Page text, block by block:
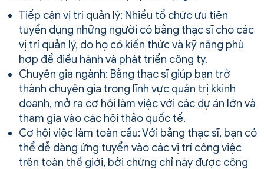
Tiếp cận vị trí quản lý: Nhiều tổ chức ưu tiên
tuyển dụng những người có bằng thạc sĩ cho các
vị trí quản lý, do họ có kiến thức và kỹ năng phù
hợp để điều hành và phát triển công ty.
Chuyên gia ngành: Bằng thạc sĩ giúp bạn trở
thành chuyên gia trong lĩnh vực quản trị kkinh
doanh, mở ra cơ hội làm việc với các dự án lớn và
tham gia vào các hội thảo quốc tế.
Cơ hội việc làm toàn cầu: Với bằng thạc sĩ, bạn có
thể dễ dàng ứng tuyển vào các vị trí công việc
trên toàn thế giới, bởi chứng chỉ này được công